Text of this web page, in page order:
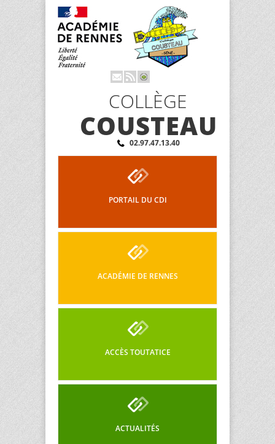
COLLÈGE
COUSTEAU
02.97.47.13.40
PORTAIL DU CDI
ACADÉMIE DE RENNES
ACCÈS TOUTATICE
ACTUALITÉS